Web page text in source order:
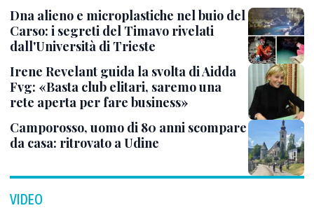
Dna alieno e microplastiche nel buio del
Carso: i segreti del Timavo rivelati
dall'Università di Trieste
Irene Revelant guida la svolta di Aidda
Fvg: «Basta club elitari, saremo una
rete aperta per fare business»
Camporosso, uomo di 80 anni scompare
da casa: ritrovato a Udine
VIDEO